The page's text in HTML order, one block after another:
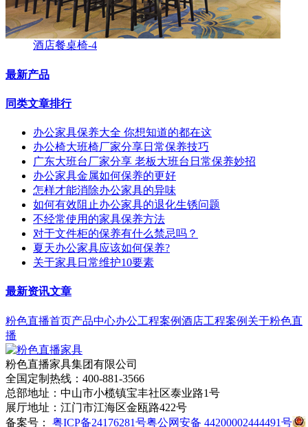
酒店餐桌椅-4
最新产品
同类文章排行
办公家具保养大全 你想知道的都在这
办公椅大班椅厂家分享日常保养技巧
广东大班台厂家分享 老板大班台日常保养妙招
办公家具金属如何保养的更好
怎样才能消除办公家具的异味
如何有效阻止办公家具的退化生锈问题
不经常使用的家具保养方法
对于文件柜的保养有什么禁忌吗？
夏天办公家具应该如何保养?
关于家具日常维护10要素
最新资讯文章
粉色直播首页产品中心办公工程案例酒店工程案例 关于粉色直
播
粉色直播家具集团有限公司
全国定制热线：400-881-3566
总部地址：中山市小榄镇宝丰社区泰业路1号
展厅地址：江门市江海区金瓯路422号
备案号： 粤ICP备24176281号粤公网安备 44200002444491号